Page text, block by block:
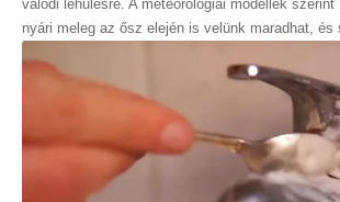
valódi lehűlésre. A meteorológiai modellek szerint
nyári meleg az ősz elején is velünk maradhat, és